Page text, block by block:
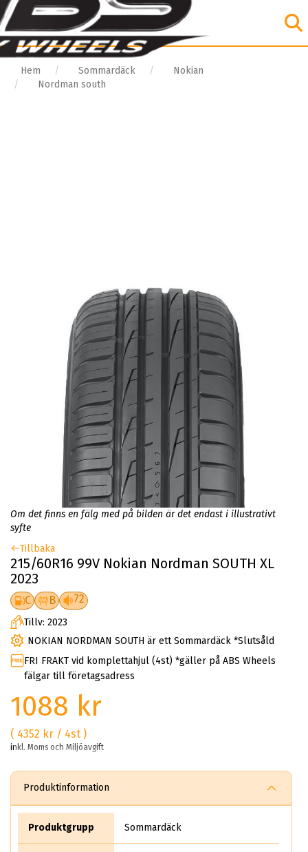
Hem Sommardäck
Nokian
Nordman south
Om det finns en fälg med på bilden är det endast i illustrativt
syfte
Tillbaka
215/60R16 99V Nokian Nordman SOUTH XL
2023
C B 72
Tillv: 2023
NOKIAN NORDMAN SOUTH är ett Sommardäck *Slutsåld
FRI FRAKT vid komplettahjul (4st) *gäller på ABS Wheels
fälgar till företagsadress
1088 kr
( 4352 kr / 4st )
inkl. Moms och Miljöavgift
Produktinformation
Produktgrupp Sommardäck